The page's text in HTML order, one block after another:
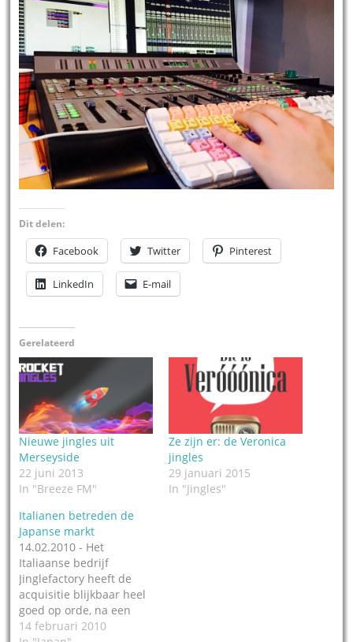
Dit delen:
Facebook Twitter Pinterest
LinkedIn E-mail
Gerelateerd
Nieuwe jingles uit
Merseyside
22 juni 2013
In "Breeze FM"
Ze zijn er: de Veronica
jingles
29 januari 2015
In "Jingles"
Italianen betreden de
Japanse markt
14.02.2010 - Het
Italiaanse bedrijf
Jinglefactory heeft de
acquisitie blijkbaar heel
goed op orde, na een
recente klus in België
14 februari 2010